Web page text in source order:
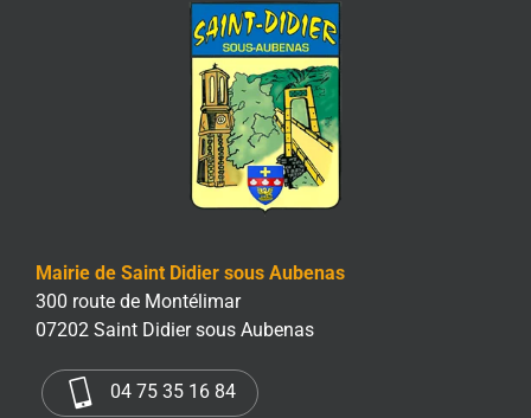
Mairie de Saint Didier sous Aubenas
300 route de Montélimar
07202 Saint Didier sous Aubenas
04 75 35 16 84